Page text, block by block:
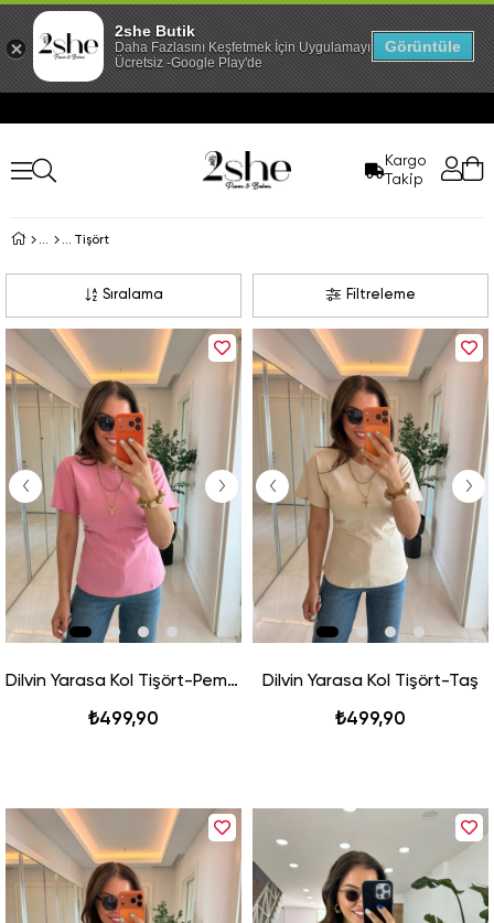
Kargo
Takip
Tişört
Filtreleme
Sıralama
Dilvin Yarasa Kol Tişört-Pembe
₺499,90
Dilvin Yarasa Kol Tişört-Taş
₺499,90
2she Butik
Daha Fazlasını Keşfetmek İçin Uygulamayı İndir!
Ücretsiz -Google Play'de
Görüntüle